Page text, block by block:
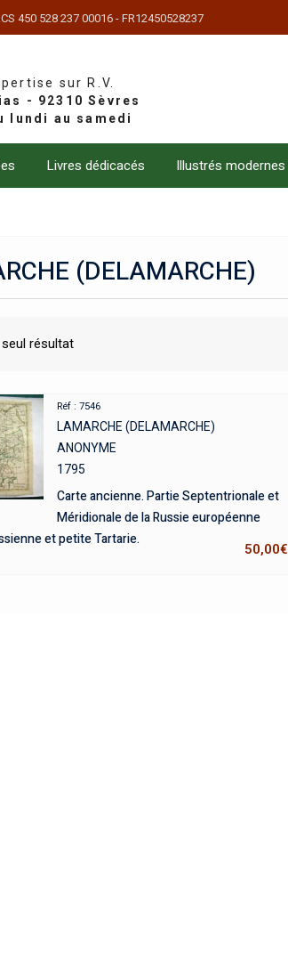
450 528 237 00016 - FR12450528237
sur R.V.
Livres dédicacés Illustrés modernes
(DELAMARCHE)
résultat
Réf : 7546
LAMARCHE (DELAMARCHE)
ANONYME
1795
Carte ancienne. Partie Septentrionale et
Méridionale de la Russie européenne
et petite Tartarie.
50,00€